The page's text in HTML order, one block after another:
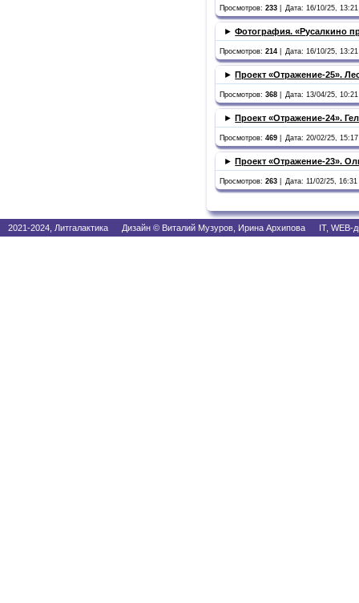
Просмотров:233 Дата: 16/10/25,
►Фотография. «Русалкино
Просмотров:214 Дата: 16/10/25,
► Проект «Отражение-25».
Просмотров:368 Дата: 13/04/25,
► Проект «Отражение-24».
Просмотров:469 Дата: 20/02/25,
► Проект «Отражение-23».
Просмотров:263 Дата: 11/02/25, 16:31
2021-2024, Литгалактика Дизайн © Виталий Музуров, Ирина Архипова IT, WEB-